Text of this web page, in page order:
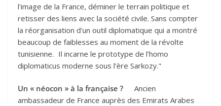
l'image de la France, déminer le terrain politique et
retisser des liens avec la société civile. Sans compter
la réorganisation d'un outil diplomatique qui a montré
beaucoup de faiblesses au moment de la révolte
tunisienne. Il incarne le prototype de l’homo
diplomaticus moderne sous l’ère Sarkozy."
Un « néocon » à la française ? Ancien
ambassadeur de France auprès des Emirats Arabes